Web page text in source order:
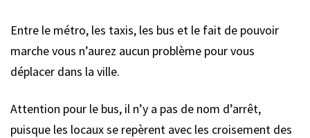
Entre le métro, les taxis, les bus et le fait de pouvoir
marche vous n’aurez aucun problème pour vous
déplacer dans la ville.
Attention pour le bus, il n’y a pas de nom d’arrêt,
puisque les locaux se repèrent avec les croisement des